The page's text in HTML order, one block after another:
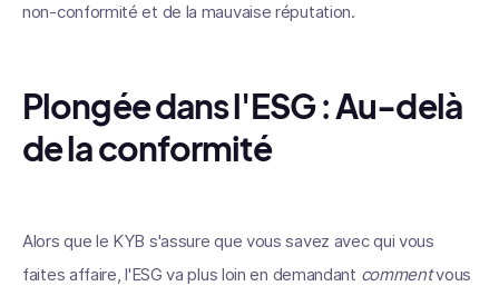
non-conformité et de la mauvaise réputation.
Plongée dans l'ESG : Au-delà
de la conformité
Alors que le KYB s'assure que vous savez avec qui vous
faites affaire, l'ESG va plus loin en demandant commentvous